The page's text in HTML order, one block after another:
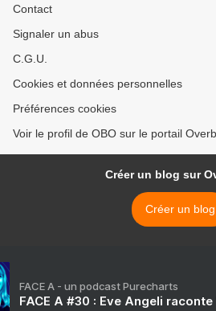
Contact
Signaler un abus
C.G.U.
Cookies et données personnelles
Préférences cookies
Voir le profil de OBO sur le portail
Créer un blog sur
Créer un blog
FACE A - un podcast Purecharts
FACE A #30 : Eve Angeli